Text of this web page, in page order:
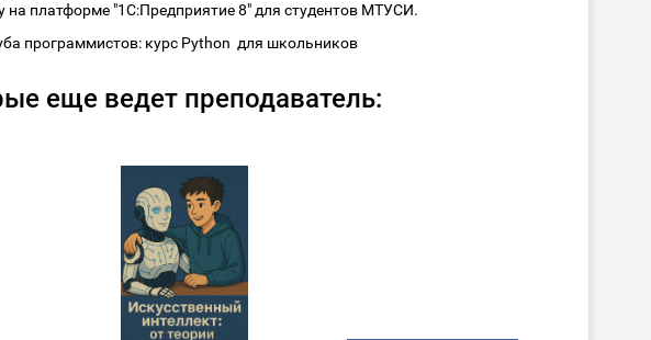
на платформе "1С:Предприятие 8" для студентов МТУСИ.
программистов: курс Python для школьников
еще ведет преподаватель: